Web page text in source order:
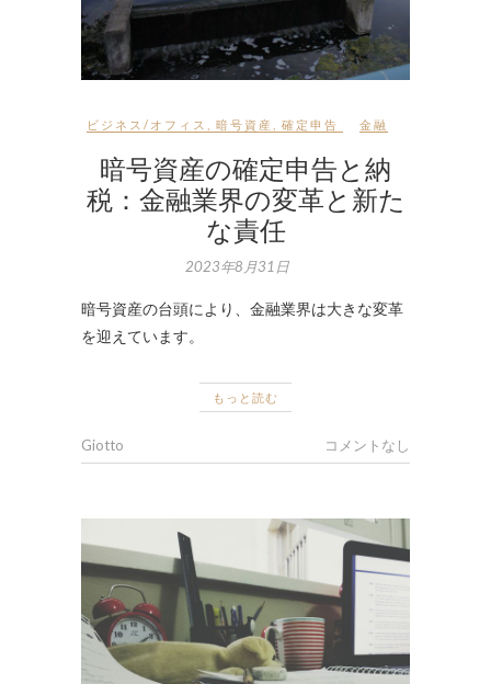
ビジネス/オフィス 暗号資産 確定申告 金融
暗号資産の確定申告と納
税：金融業界の変革と新た
な責任
2023年8月31日
暗号資産の台頭により、金融業界は大きな変革
を迎えています。
もっと読む
Giotto コメントなし